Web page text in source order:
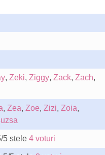
, Zeki, Ziggy, Zack, Zach,
, Zea, Zoe, Zizi, Zoia,
5 stele 4 voturi